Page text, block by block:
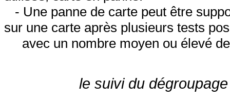
- Une panne de carte peut être
sur une carte après plusieurs tests
avec un nombre moyen ou élevé
le suivi du